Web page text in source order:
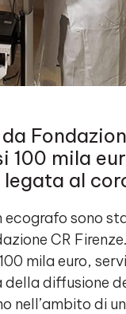
100 mila
al
sono
CR
mila euro,
diffusione
nell’ambito di